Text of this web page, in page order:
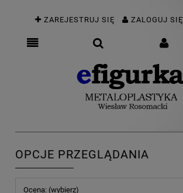
ZAREJESTRUJ SIĘ ZALOGUJ SIĘ
OPCJE PRZEGLĄDANIA
Ocena: (wybierz)